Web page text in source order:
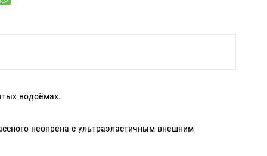
водоёмах.
неопрена с ультраэластичным внешним